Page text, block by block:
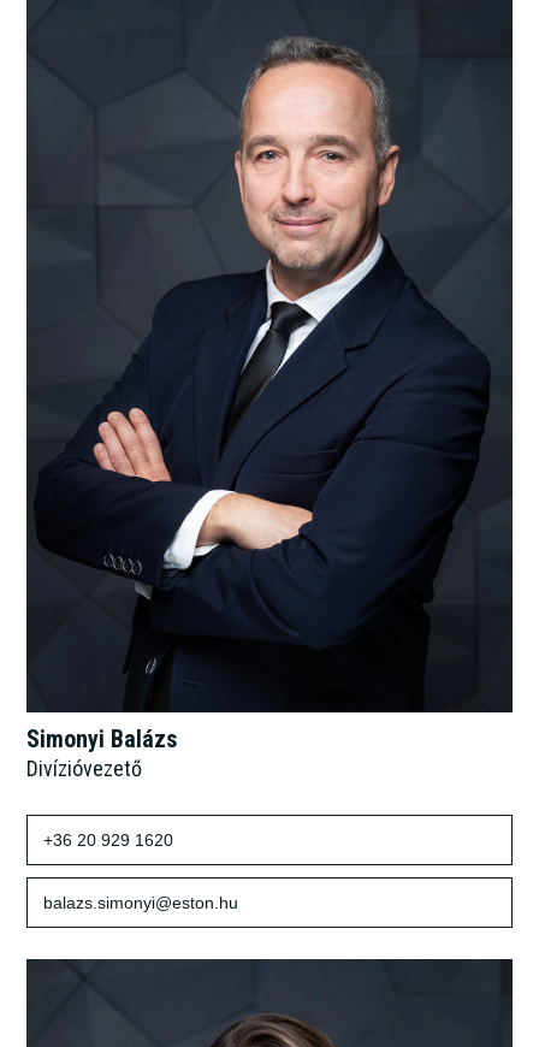
Simonyi Balázs
Divízióvezető
+36 20 929 1620
balazs.simonyi@eston.hu